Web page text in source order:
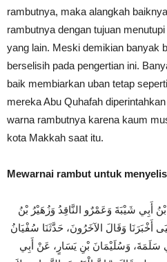
rambutnya, maka alangkah
rambutnya dengan tujuan
yang lain. Meski demikian banyak
berselisih pada pengertian ini.
baik membiarkan uban tetap
mereka Abu Quhafah
warna rambutnya karena kaum
kota Makkah saat itu.
Mewarnai rambut untuk
أَبِي شَيْبَةَ وَعَمْرٌو النَّاقِدُ وَزُهَيْرُ بْنُ
وَقَالَ الآخَرُونَ، حَدَّثَنَا سُفْيَانُ
سَلَمَةَ، وَسُلَيْمَانَ بْنِ يَسَارٍ، عَنْ أَبِي